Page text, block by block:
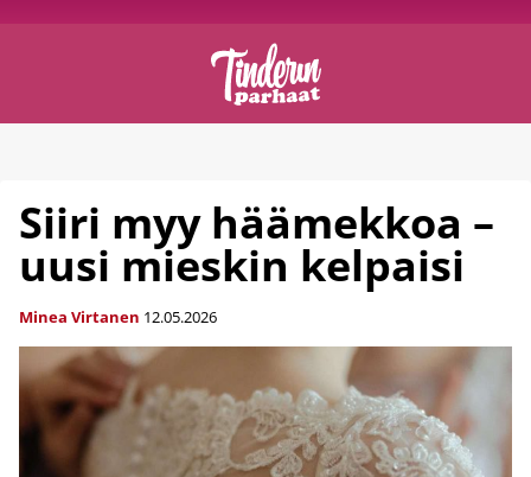
Siiri myy häämekkoa –
uusi mieskin kelpaisi
Minea Virtanen 12.05.2026